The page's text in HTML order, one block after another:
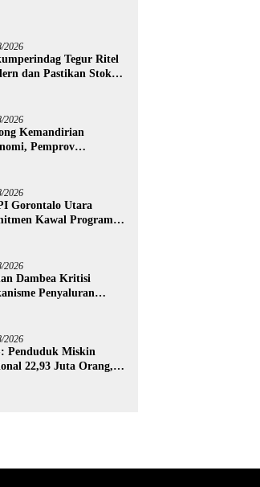
2026
Tegur Ritel
dan Pastikan Stok
2026
Kemandirian
Pemprov
395 Pelaku Usaha
2026
Gorontalo Utara
Kawal Program
2026
Dambea Kritisi
Penyaluran
2026
Penduduk Miskin
22,93 Juta Orang,